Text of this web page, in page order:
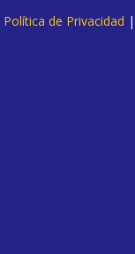
Política de Privacidad |